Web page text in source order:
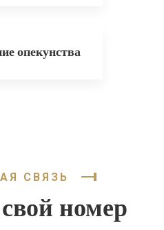
опекунства
СВЯЗЬ
номер